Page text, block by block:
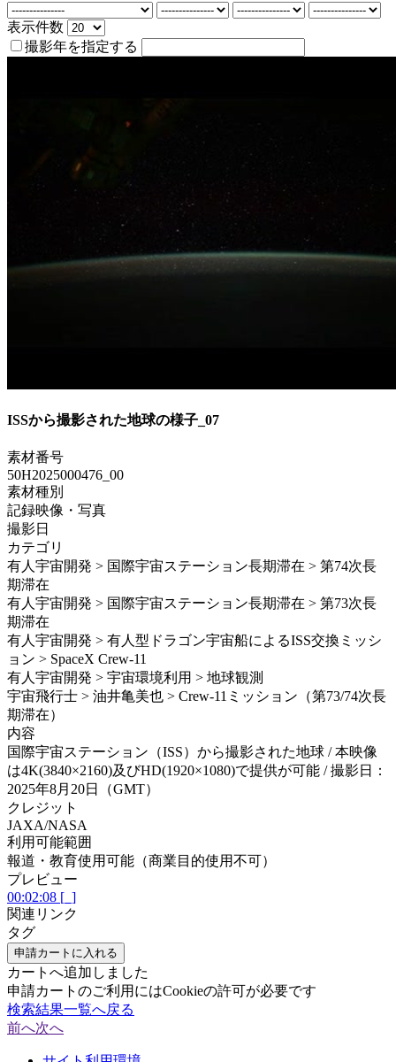
表示件数
撮影年を指定する
ISSから撮影された地球の様子_07
素材番号
50H2025000476_00
素材種別
記録映像・写真
撮影日
カテゴリ
有人宇宙開発 > 国際宇宙ステーション長期滞在 > 第74次長
期滞在
有人宇宙開発 > 国際宇宙ステーション長期滞在 > 第73次長
期滞在
有人宇宙開発 > 有人型ドラゴン宇宙船によるISS交換ミッシ
ョン > SpaceX Crew-11
有人宇宙開発 > 宇宙環境利用 > 地球観測
宇宙飛行士 > 油井亀美也 > Crew-11ミッション（第73/74次長
期滞在）
内容
国際宇宙ステーション（ISS）から撮影された地球 / 本映像
は4K(3840×2160)及びHD(1920×1080)で提供が可能 / 撮影日：
2025年8月20日（GMT）
クレジット
JAXA/NASA
利用可能範囲
報道・教育使用可能（商業目的使用不可）
プレビュー
00:02:08 [_]
関連リンク
タグ
申請カートに入れる
カートへ追加しました
申請カートのご利用にはCookieの許可が必要です
検索結果一覧へ戻る
前へ次へ